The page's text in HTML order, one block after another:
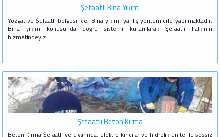
Şefaatli Bina Yıkımı
Yozgat ve Şefaatlı bölgesinde, Bina yıkımı yanlış yöntemlerle yapılmaktadır.
Bina yıkım konusunda doğru sistemi kullanılarak Şefaatlı halkının
hizmetindeyiz.
Şefaatli Beton Kırma
Beton Kırma Şefaatlı ve civarında, elektro kırıcılar ve hidrolik ünite ile sessiz